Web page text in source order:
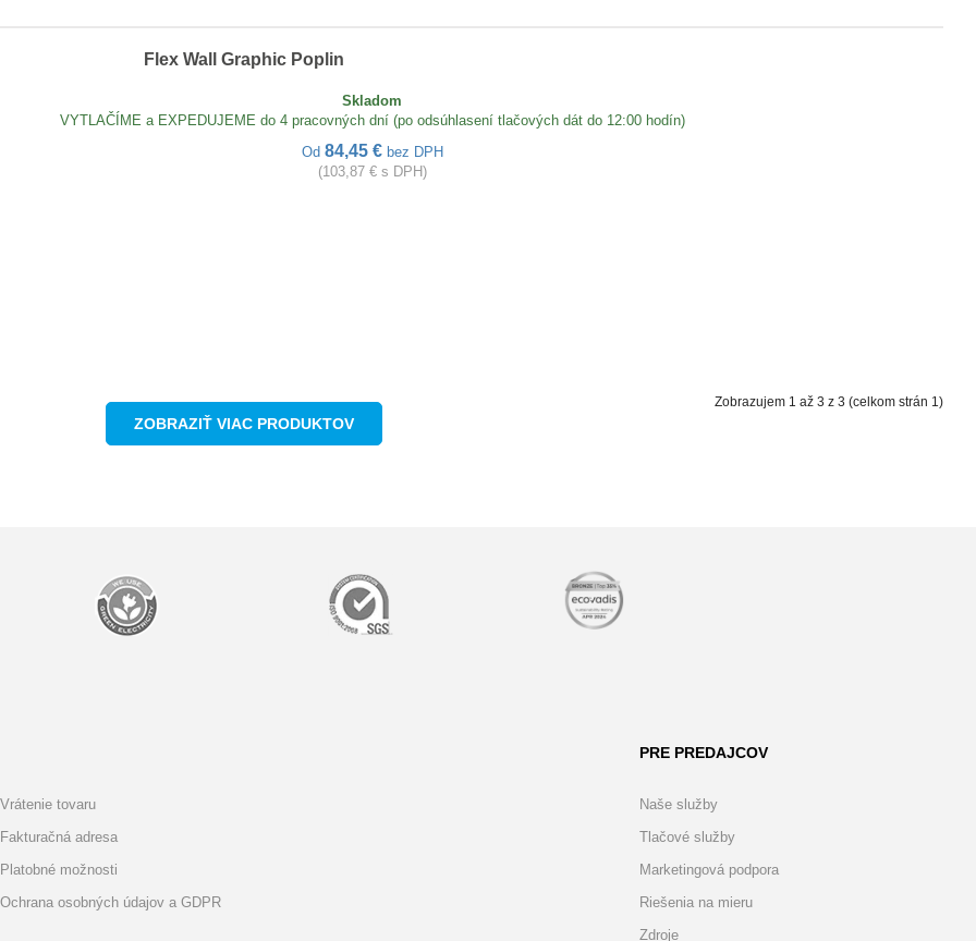
Flex Wall Graphic Poplin
Skladom
VYTLAČÍME a EXPEDUJEME do 4 pracovných dní (po odsúhlasení tlačových dát do 12:00 hodín)
Od 84,45 € bez DPH
(103,87 € s DPH)
ZOBRAZIŤ VIAC PRODUKTOV
Zobrazujem 1 až 3 z 3 (celkom strán 1)
PRE PREDAJCOV
Vrátenie tovaru
Fakturačná adresa
Platobné možnosti
Ochrana osobných údajov a GDPR
Naše služby
Tlačové služby
Marketingová podpora
Riešenia na mieru
Zdroje